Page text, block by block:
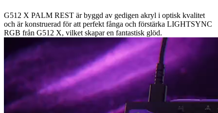
G512 X PALM REST är byggd av gedigen akryl i optisk kvalitet
och är konstruerad för att perfekt fånga och förstärka LIGHTSYNC
RGB från G512 X, vilket skapar en fantastisk glöd.